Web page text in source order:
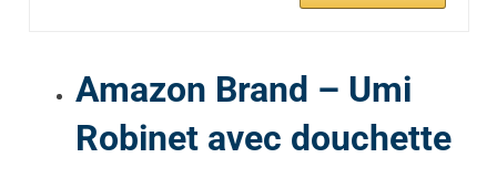
Amazon Brand – Umi
Robinet avec douchette